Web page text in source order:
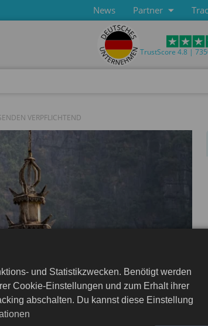
News Partner
TrustScore 4.8 |
VERPFLICHTEND
und Statistikzwecken. Benötigt werden
Cookie-Einstellungen und zum Erhalt ihrer
abschalten. Du kannst diese Einstellung